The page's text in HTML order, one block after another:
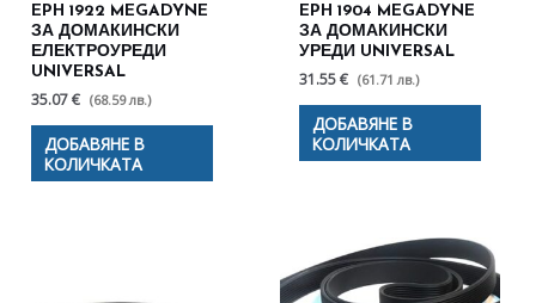
EPH 1922 MEGADYNE
ЗА ДОМАКИНСКИ
ЕЛЕКТРОУРЕДИ
UNIVERSAL
35.07 € (68.59 лв.)
ДОБАВЯНЕ В
КОЛИЧКАТА
EPH 1904 MEGADYNE
ЗА ДОМАКИНСКИ
УРЕДИ UNIVERSAL
31.55 € (61.71 лв.)
ДОБАВЯНЕ В
КОЛИЧКАТА